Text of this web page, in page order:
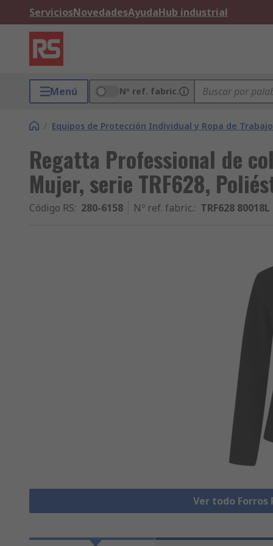
ServiciosNovedadesAyudaHub industrial
Menú Nº ref. fabric.
/ Equipos de Protección Individual y Ropa de Trabajo
Regatta Professional de
Mujer, serie TRF628,
Código RS: 280-6158 Nº ref. fabric.: TRF628 80018L
Ver todo Forros